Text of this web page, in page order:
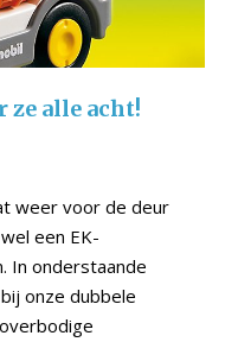
ze alle acht!
weer voor de deur
een EK-
In onderstaande
onze dubbele